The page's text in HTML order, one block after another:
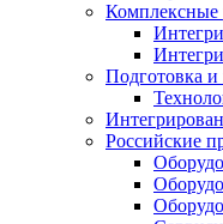
Комплексные
Подготовка
Российские